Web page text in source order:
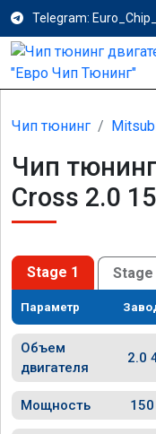
Telegram:
Чип тюнинг
Чип
Cross 2.0
Stage 1 Stage
Параметр
Объем
двигателя
2.0
Мощность